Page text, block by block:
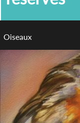
Oiseaux